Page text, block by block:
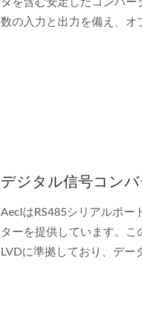
タを含む安定したコンバ
数の入力と出力を備え、オ
デジタル信号コン
AeclはRS485シリアルポー
ターを提供しています。こ
LVDに準拠しており、デ